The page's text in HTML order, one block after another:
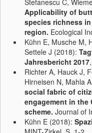
Stefanescu C,
Applicability of
species richness
region. Ecological
Kühn E, Musche M,
Settele J (2018):
Jahresbericht 2017
Richter A, Hauck J,
Hirneisen N, Mahla
social fabric of
engagement in the
scheme. Journal of
Kühn E (2018):